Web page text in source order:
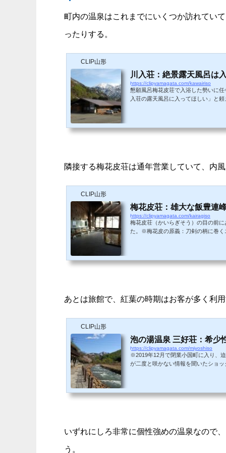
町内の温泉はこれまでにいくつか訪れてい
ったりする。
CLIP山形
川入荘：絶景露天風呂は
https://clipyamagata.com/kawairiso
懇願風呂梅花皮荘で入浴した勢いに
入荘の露天風呂に入ってほしい」と
隣接する梅花皮荘は通年営業していて、内
CLIP山形
梅花皮荘：雄大な飯豊連
https://clipyamagata.com/kairagiso
梅花皮荘（かいらぎそう）の目の前
た。※梅花皮の原義：刀剣の柄に巻く
あとは旅館で、紅葉の時期はお客が多く利
CLIP山形
泡の湯温泉 三好荘：希少
https://clipyamagata.com/miyoshiso
※2019年12月で閉業小国町に入り、
が二度と咲かない情報を聞いたショ
いずれにしろ非常に個性強めの温泉なので
う。